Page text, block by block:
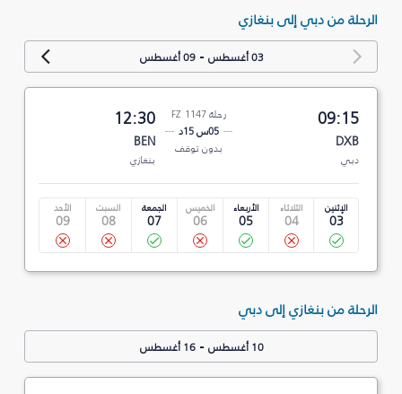
الرحلة من دبي إلى بنغازي
03 أغسطس -09 أغسطس
09:15
DXB
دبي
رحلة FZ 1147
05س 15د
بدون توقف
12:30
BEN
بنغازي
الإثنين
03
الثلاثاء
04
الأربعاء
05
الخميس
06
الجمعة
07
السبت
08
الأحد
09
الرحلة من بنغازي إلى دبي
10 أغسطس -16 أغسطس